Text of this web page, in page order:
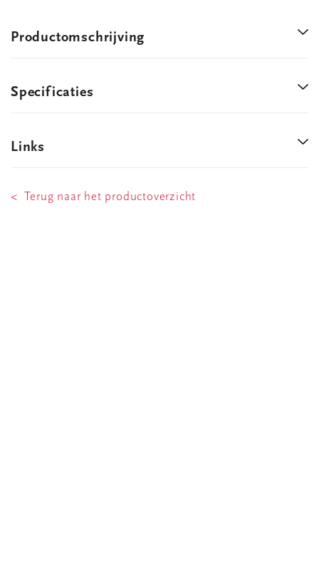
Productomschrijving
Specificaties
Links
< Terug naar het productoverzicht